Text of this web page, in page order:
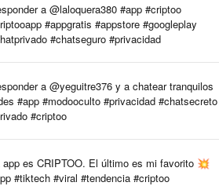
a @laloquera380 #app #criptoo
#appgratis #appstore #googleplay
#chatseguro #privacidad
a @yeguitre376 y a chatear tranquilos
#app #modooculto #privacidad #chatsecreto
#criptoo
app es CRIPTOO. El último es mi favorito 💥
#tiktech #viral #tendencia #criptoo